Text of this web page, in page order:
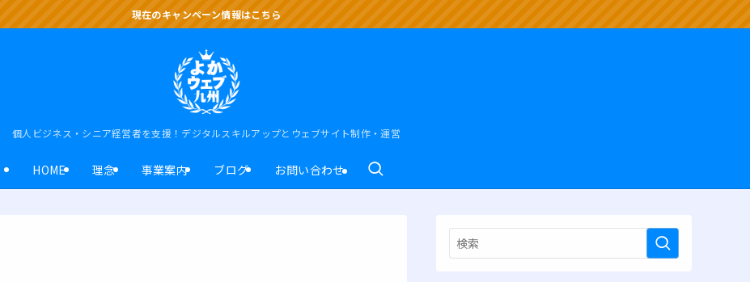
現在のキャンペーン情報はこちら
個人ビジネス・シニア経営者を支援！デジタルスキルアップとウェブサイト制作・運営
HOME 理念 事業案内 ブログ お問い合わせ